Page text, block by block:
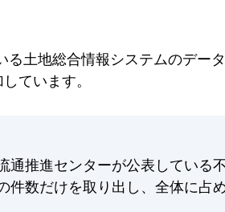
る土地総合情報システムのデー
ています。
通推進センターが公表している
件数だけを取り出し、全体に占